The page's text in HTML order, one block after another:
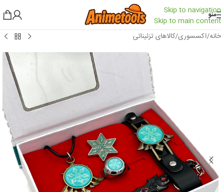
Skip to navigation
Skip to main content
منو
خانه/اکسسوری/کالاهای تزئیناتی